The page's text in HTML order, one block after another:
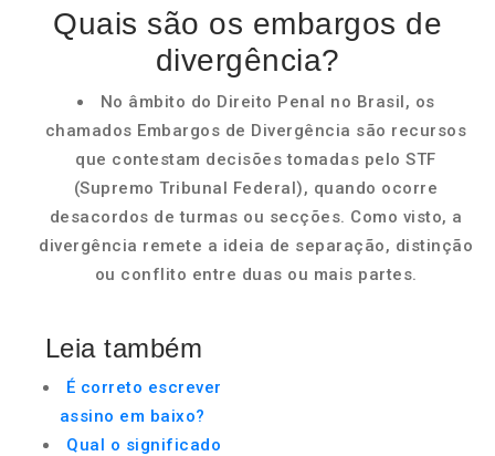
Quais são os embargos de
divergência?
No âmbito do Direito Penal no Brasil, os
chamados Embargos de Divergência são recursos
que contestam decisões tomadas pelo STF
(Supremo Tribunal Federal), quando ocorre
desacordos de turmas ou secções. Como visto, a
divergência remete a ideia de separação, distinção
ou conflito entre duas ou mais partes.
Leia também
É correto escrever
assino em baixo?
Qual o significado